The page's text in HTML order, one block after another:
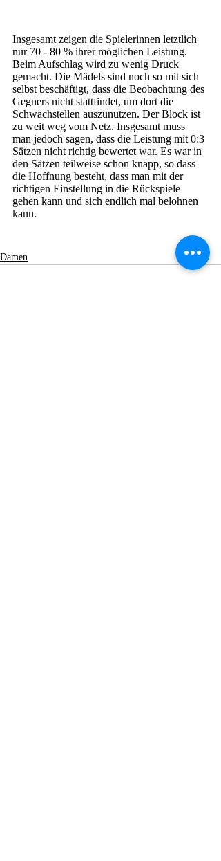
Insgesamt zeigen die Spielerinnen letztlich
nur 70 - 80 % ihrer möglichen Leistung.
Beim Aufschlag wird zu wenig Druck
gemacht. Die Mädels sind noch so mit sich
selbst beschäftigt, dass die Beobachtung des
Gegners nicht stattfindet, um dort die
Schwachstellen auszunutzen. Der Block ist
zu weit weg vom Netz. Insgesamt muss
man jedoch sagen, dass die Leistung mit 0:3
Sätzen nicht richtig bewertet war. Es war in
den Sätzen teilweise schon knapp, so dass
die Hoffnung besteht, dass man mit der
richtigen Einstellung in die Rückspiele
gehen kann und sich endlich mal belohnen
kann.
Damen